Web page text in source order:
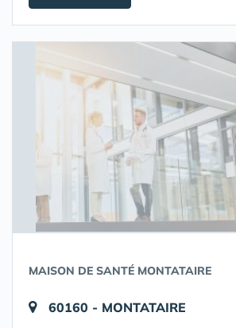
MAISON DE SANTÉ MONTATAIRE
60160 - MONTATAIRE